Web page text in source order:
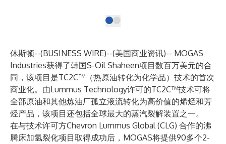
休斯顿--(BUSINESS WIRE)--(美国商业资讯)-- MOGAS
Industries获得了韩国S-Oil Shaheen项目数百万美元的合
同，该项目是TC2C™（热原油转化为化学品）技术的首次
商业化。由Lummus Technology许可的TC2C™技术可将
全部原油和其他炼油厂孤立液流转化为高价值的烯烃和芳
烃产品，该项目还包括全球最大的蒸汽裂解装置之一。
在与技术许可方Chevron Lummus Global (CLG) 合作的沸
腾床加氢裂化项目取得成功后，MOGAS将提供90多个2-